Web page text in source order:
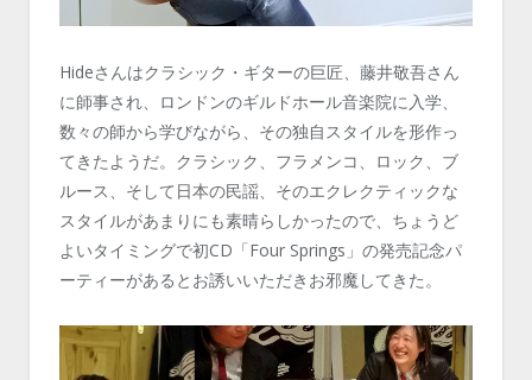
Hideさんはクラシック・ギターの巨匠、藤井敬吾さん
に師事され、ロンドンのギルドホール音楽院に入学、
数々の師から学びながら、その独自スタイルを形作っ
てきたようだ。クラシック、フラメンコ、ロック、ブ
ルース、そして日本の民謡、そのエクレクティックな
スタイルがあまりにも素晴らしかったので、ちょうど
よいタイミングで初CD「Four Springs」の発売記念パ
ーティーがあるとお誘いいただきお邪魔してきた。